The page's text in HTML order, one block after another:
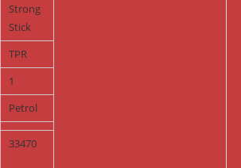
Strong
Stick
TPR
1
Petrol
33470